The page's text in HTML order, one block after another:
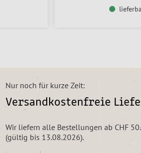
Nur noch für kurze Zeit:
Versandkostenfreie
Wir liefern alle Bestellungen ab CHF
(gültig bis 13.08.2026).